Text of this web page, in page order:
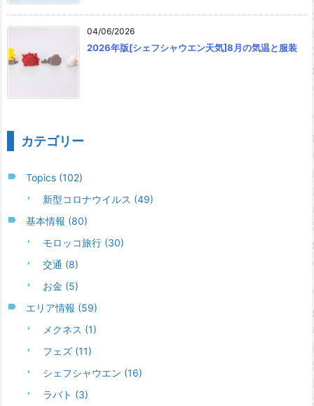
04/06/2026
2026年版[シェフシャウエン天気]8月の気温と服装
カテゴリー
Topics (102)
新型コロナウイルス (49)
基本情報 (80)
モロッコ旅行 (30)
交通 (8)
お金 (5)
エリア情報 (59)
メクネス (1)
フェズ (11)
シェフシャウエン (16)
ラバト (3)